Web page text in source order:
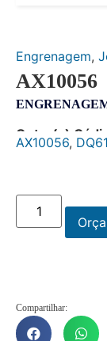
Engrenagem,
AX10056
Outro(s)
AX10056,
Compartilhar: